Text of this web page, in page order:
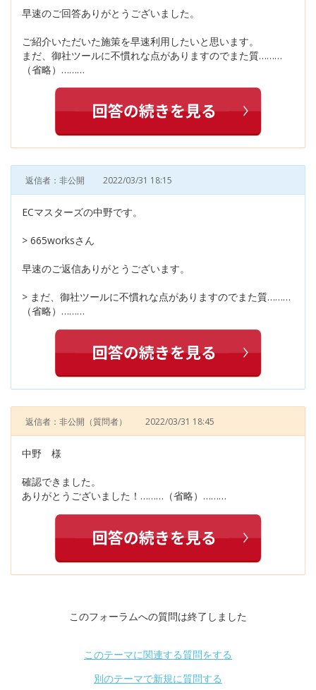
早速のご回答ありがとうございました。
ご紹介いただいた施策を早速利用したいと思います。
まだ、御社ツールに不慣れな点がありますのでまた質………
（省略）………
返信者：非公開 2022/03/31 18:15
ECマスターズの中野です。
> 665worksさん
早速のご返信ありがとうございます。
> まだ、御社ツールに不慣れな点がありますのでまた質………
（省略）………
返信者：非公開 （質問者） 2022/03/31 18:45
中野 様
確認できました。
ありがとうございました！………（省略）………
このフォーラムへの質問は終了しました
このテーマに関連する質問をする
別のテーマで新規に質問する